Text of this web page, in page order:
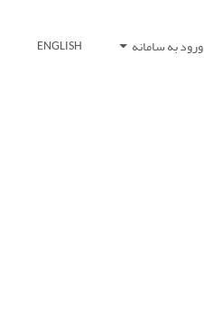
ورود به سامانه ENGLISH